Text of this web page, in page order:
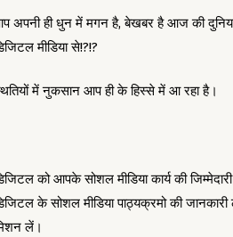
अपनी ही धुन में मगन है, बेखबर है आज की
मीडिया से!?!?
में नुकसान आप ही के हिस्से में आ रहा है।
को आपके सोशल मीडिया कार्य की
के सोशल मीडिया पाठ्यक्रमो की
लें।